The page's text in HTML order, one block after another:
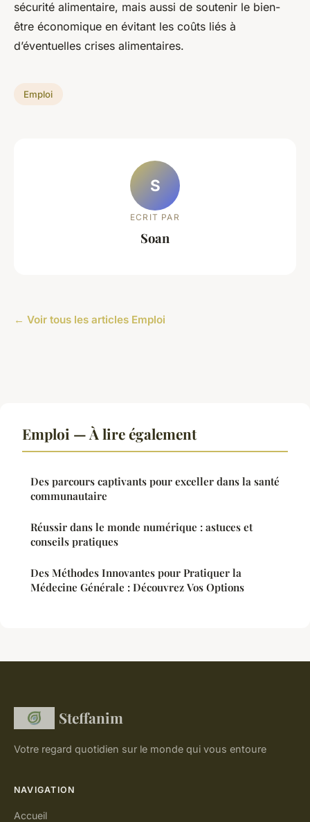
sécurité alimentaire, mais aussi de soutenir le bien-
être économique en évitant les coûts liés à
d’éventuelles crises alimentaires.
Emploi
S
ECRIT PAR
Soan
← Voir tous les articles Emploi
Emploi — À lire également
Des parcours captivants pour exceller dans la santé
communautaire
Réussir dans le monde numérique : astuces et
conseils pratiques
Des Méthodes Innovantes pour Pratiquer la
Médecine Générale : Découvrez Vos Options
Steffanim
Votre regard quotidien sur le monde qui vous entoure
NAVIGATION
Accueil